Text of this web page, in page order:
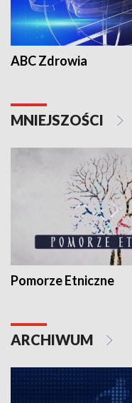
ABC Zdrowia
MNIEJSZOŚCI
Pomorze Etniczne
ARCHIWUM